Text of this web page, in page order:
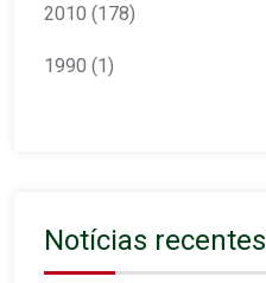
2010 (178)
1990 (1)
Notícias recentes